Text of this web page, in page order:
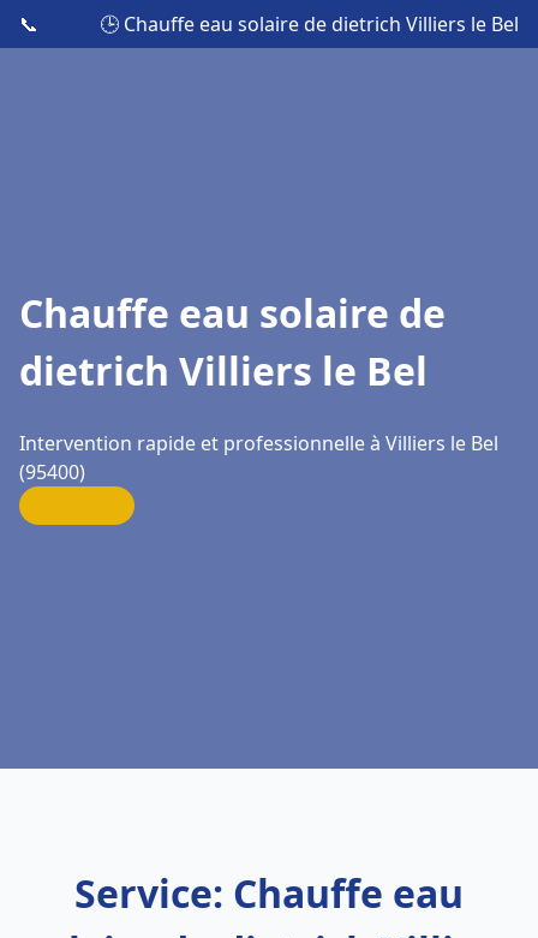
📞 🕒 Chauffe eau solaire de dietrich Villiers le Bel
Chauffe eau solaire de
dietrich Villiers le Bel
Intervention rapide et professionnelle à Villiers le Bel
(95400)
Service: Chauffe eau